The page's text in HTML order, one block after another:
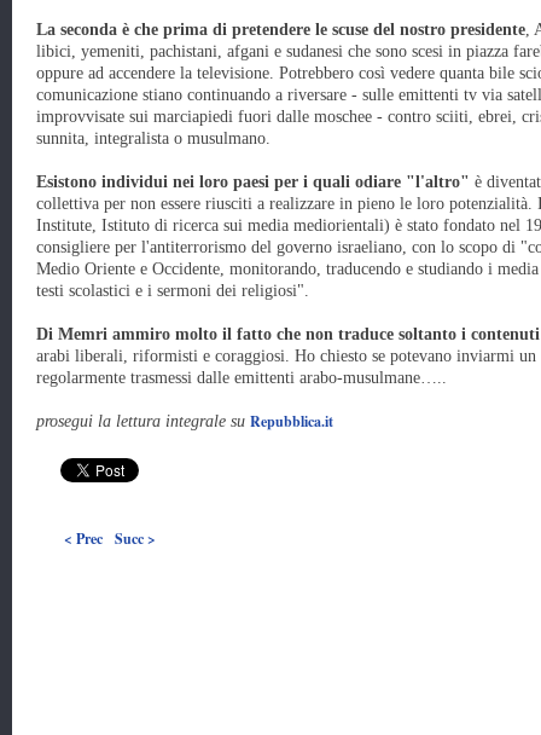
La seconda è che prima di pretendere le scuse del nostro presidente,
libici, yemeniti, pachistani, afgani e sudanesi che sono scesi in piazza
oppure ad accendere la televisione. Potrebbero così vedere quanta bile
comunicazione stiano continuando a riversare - sulle emittenti tv via
improvvisate sui marciapiedi fuori dalle moschee - contro sciiti, ebrei,
sunnita, integralista o musulmano.
Esistono individui nei loro paesi per i quali odiare "l'altro" è
collettiva per non essere riusciti a realizzare in pieno le loro
Institute, Istituto di ricerca sui media mediorientali) è stato fondato nel
consigliere per l'antiterrorismo del governo israeliano, con lo scopo di
Medio Oriente e Occidente, monitorando, traducendo e studiando i
testi scolastici e i sermoni dei religiosi".
Di Memri ammiro molto il fatto che non traduce soltanto i contenuti
arabi liberali, riformisti e coraggiosi. Ho chiesto se potevano inviarmi
regolarmente trasmessi dalle emittenti arabo-musulmane…..
prosegui la lettura integrale su Repubblica.it
< Prec Succ >